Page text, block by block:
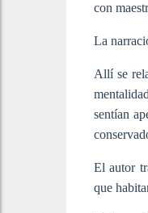
con
La
Allí se
sentían
El autor
que